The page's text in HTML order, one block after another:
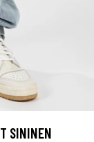
SININEN